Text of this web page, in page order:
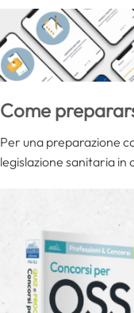
Come
Per una preparazione
legislazione sanitaria in